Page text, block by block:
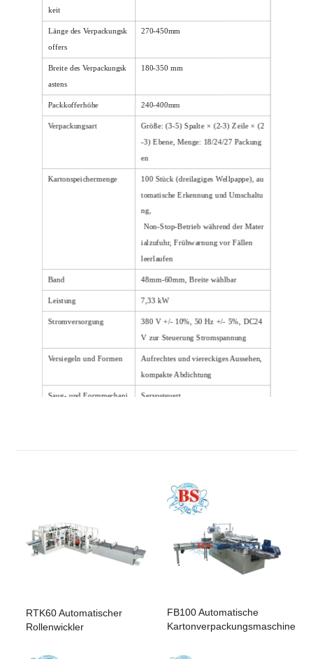
keit
Länge des Verpackungsk
offers
270-450mm
Breite des Verpackungsk
astens
180-350 mm
Packkofferhöhe 240-400mm
Verpackungsart
Größe: (3-5) Spalte × (2-3) Zeile × (2
-3) Ebene, Menge: 18/24/27 Packung
en
Kartonspeichermenge
100 Stück (dreilagiges Wellpappe), au
tomatische Erkennung und Umschaltu
ng,
Non-Stop-Betrieb während der Mater
ialzufuhr, Frühwarnung vor Fällen
leerlaufen
Band 48mm-60mm, Breite wählbar
Leistung 7,33 kW
Stromversorgung
380 V +/- 10%, 50 Hz +/- 5%, DC24
V zur SteuerungStromspannung
Versiegeln und Formen
Aufrechtes und viereckiges Aussehen,
kompakte Abdichtung
Saug- und Formmechani
Servosteuert
RTK60 Automatischer
Rollenwickler
FB100 Automatische
Kartonverpackungsmaschine